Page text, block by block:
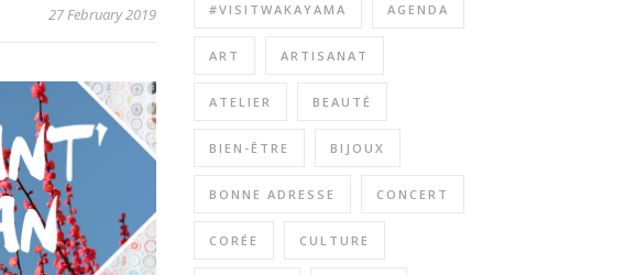
27 February 2019 #VISITWAKAYAMA AGENDA
ART ARTISANAT
ATELIER BEAUTÉ
BIEN-ÊTRE BIJOUX
BONNE ADRESSE CONCERT
CORÉE CULTURE